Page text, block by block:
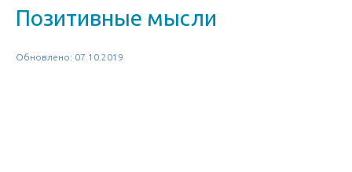
Позитивные мысли
Обновлено: 07.10.2019